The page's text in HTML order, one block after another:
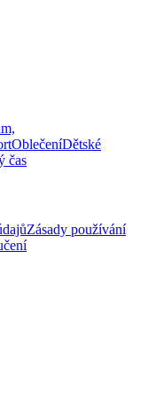
OblečeníDětské
čas
Zásady používání